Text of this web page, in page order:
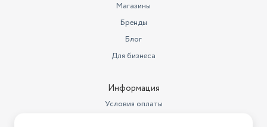
Магазины
Бренды
Блог
Для бизнеса
Информация
Условия оплаты